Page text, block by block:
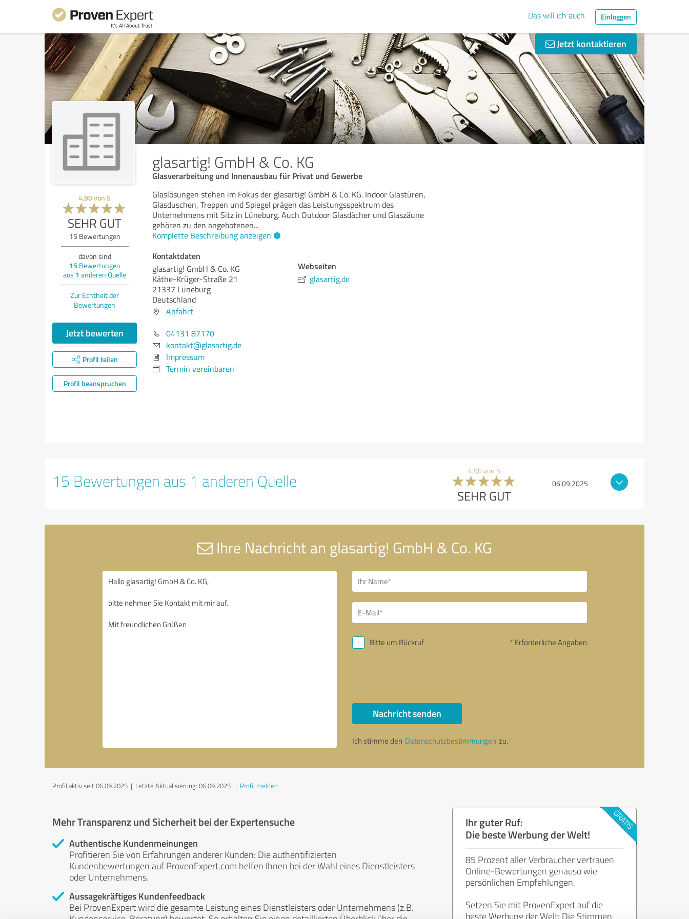
Das will ich auch Einloggen
Jetzt kontaktieren
glasartig! GmbH & Co. KG
Glasverarbeitung und Innenausbau für Privat und Gewerbe
4,90von 5
SEHR GUT
15 Bewertungen
davon sind
15 Bewertungen
aus 1 anderen Quelle
Zur Echtheit der
Bewertungen
Jetzt bewerten
Profil teilen
Profil beanspruchen
Glaslösungen stehen im Fokus der glasartig! GmbH & Co. KG. Indoor Glastüren,
Glasduschen, Treppen und Spiegel prägen das Leistungsspektrum des
Unternehmens mit Sitz in Lüneburg. Auch Outdoor Glasdächer und Glaszäune
gehören zu den angebotenen...
Komplette Beschreibung anzeigen
Kontaktdaten
glasartig! GmbH & Co. KG
Käthe-Krüger-Straße 21
21337 Lüneburg
Deutschland
Anfahrt
04131 87170
kontakt@glasartig.de
Impressum
Termin vereinbaren
Webseiten
glasartig.de
15 Bewertungen aus 1 anderen Quelle 4,90 von 5
SEHR GUT
06.09.2025
Ihre Nachricht an glasartig! GmbH & Co. KG
Bitte um Rückruf * Erforderliche Angaben
Nachricht senden
Ich stimme den Datenschutzbestimmungen zu.
Profil aktiv seit 06.09.2025 | Letzte Aktualisierung: 06.09.2025 | Profil melden
Mehr Transparenz und Sicherheit bei der Expertensuche
Authentische Kundenmeinungen
Profitieren Sie von Erfahrungen anderer Kunden: Die authentifizierten
Kundenbewertungen auf ProvenExpert.com helfen Ihnen bei der Wahl eines Dienstleisters
oder Unternehmens.
Aussagekräftiges Kundenfeedback
Bei ProvenExpert wird die gesamte Leistung eines Dienstleisters oder Unternehmens (z.B.
Ihr guter Ruf:
Die beste Werbung der Welt!
85 Prozent aller Verbraucher vertrauen
Online-Bewertungen genauso wie
persönlichen Empfehlungen.
Setzen Sie mit ProvenExpert auf die
beste Werbung der Welt: Die Stimmen